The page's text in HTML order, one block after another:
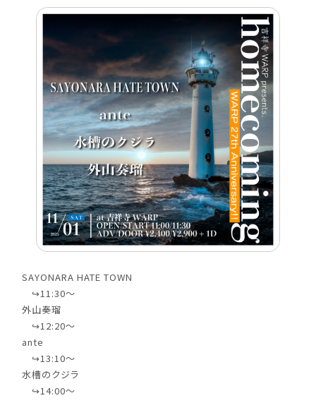
SAYONARA HATE TOWN
↪︎11:30〜
外山奏瑠
↪︎12:20〜
ante
↪︎13:10〜
水槽のクジラ
↪︎14:00〜